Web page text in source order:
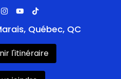
Québec, QC
l'itinéraire